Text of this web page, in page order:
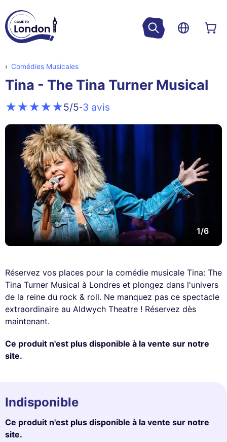
Comédies Musicales
Tina - The Tina Turner Musical
5/5-3 avis
1/6
Réservez vos places pour la comédie musicale Tina: The
Tina Turner Musical à Londres et plongez dans l'univers
de la reine du rock & roll. Ne manquez pas ce spectacle
extraordinaire au Aldwych Theatre ! Réservez dès
maintenant.
Ce produit n'est plus disponible à la vente sur notre
site.
Indisponible
Ce produit n'est plus disponible à la vente sur notre
site.